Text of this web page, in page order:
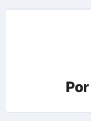
Por